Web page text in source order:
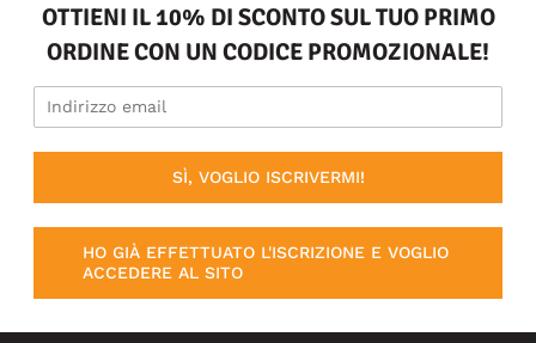
OTTIENI IL 10% DI SCONTO SUL TUO PRIMO
ORDINE CON UN CODICE PROMOZIONALE!
SÌ, VOGLIO ISCRIVERMI!
HO GIÀ EFFETTUATO L'ISCRIZIONE E VOGLIO
ACCEDERE AL SITO